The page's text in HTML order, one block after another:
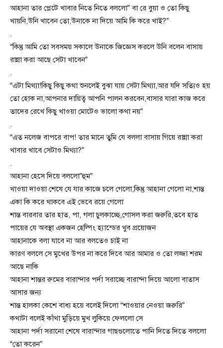
আহানা তার প্লেটে খাবার নিতে নিতে বললো” বা রে বুয়া ও তো কিছু
খায়নি,উনি খাবেন তো,উনাকে না দিয়ে আমি কি করে খাই?”
.
“কিন্তু আমি তো সবসময় সকালে উনাকে জিজ্ঞেস করলে উনি বলেন বাসায়
রান্না করা আছে সেটা খাবেন”
.
“এটা মিথ্যা!কিছু কিছু কথা শুনলেই বুঝা যায় সেটা মিথ্যা,আর যদি সত্যিও হয়
তো হোক না,আপনার দায়িত্ব আপনি পালন করবেন,বাসার যারা কাজ করে
তাদের রেখে কিছু খাওয়া মোটেও ভালো কথা নয়”
.
“এত নলেজ বাপরে বাপ! তার মানে তুমি যে বললা বাসায় গিয়ে রান্না করা
খাবার খাবে সেটাও মিথ্যা?”
.
আহানা হেসে দিয়ে বললো”হুম”
খাওয়া দাওয়া শেষে যে যার কাজে চলে গেলো,কিন্তু আহানা গেলো না,শান্ত
একা কি করে থাকবে এই ভেবে রয়ে গেলো
শান্ত বারবার তার হাত, পা, গলা চুলকাচ্ছে,গোসল করা জরুরি,তবে হাত
পায়ের যে অবস্থা একজন হেল্পিং হ্যান্ডের খুব প্রয়োজন
আহানাকে বলা যাবে না আর বলতেও চাই না
কারণ বললে সে মুখের উপর না করে দিবে আর আমার ও তো লজ্জা শরম
আছে নাকি
আহানা শান্তর রুমের বারান্দার পর্দা সরাচ্ছে বারান্দা দিয়ে আলো বাতাস
আসার জন্য
শান্ত হালকা কেশে বাধ্য হয়ে বলেই দিলো “শাওয়ার নেওয়া জরুরি”
কথাটা বলেই কাঁথা মুড়িয়ে মুখ লুকিয়ে ফেললো সে
আহানা পর্দা সরানো শেষে বারান্দার গাছগুলোতে পানি দিতে দিতে বললো
“তো করেন”